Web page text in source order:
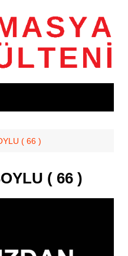
( 66 )
( 66 )